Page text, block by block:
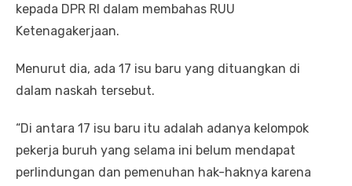
kepada DPR RI dalam membahas RUU
Ketenagakerjaan.
Menurut dia, ada 17 isu baru yang dituangkan di
dalam naskah tersebut.
“Di antara 17 isu baru itu adalah adanya kelompok
pekerja buruh yang selama ini belum mendapat
perlindungan dan pemenuhan hak-haknya karena